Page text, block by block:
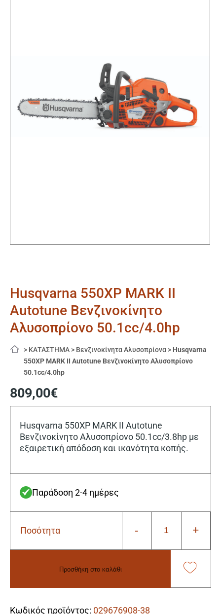
Husqvarna 550XP MARK II
Autotune Βενζινοκίνητο
Αλυσοπρίονο 50.1cc/4.0hp
> ΚΑΤΑΣΤΗΜΑ > Βενζινοκίνητα Αλυσοπρίονα > Husqvarna
550XP MARK II Autotune Βενζινοκίνητο Αλυσοπρίονο
50.1cc/4.0hp
809,00€
Husqvarna 550XP MARK II Autotune
Βενζινοκίνητο Αλυσοπρίονο 50.1cc/3.8hp με
εξαιρετική απόδοση και ικανότητα κοπής.
Παράδοση 2-4 ημέρες
Ποσότητα -
Husqvarna
50.1cc/4.0hp
+
Προσθήκη στο καλάθι
Κωδικός προϊόντος: 029676908-38